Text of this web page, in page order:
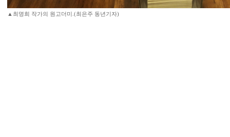
▲최명희 작가의 원고더미.(최은주 동년기자)